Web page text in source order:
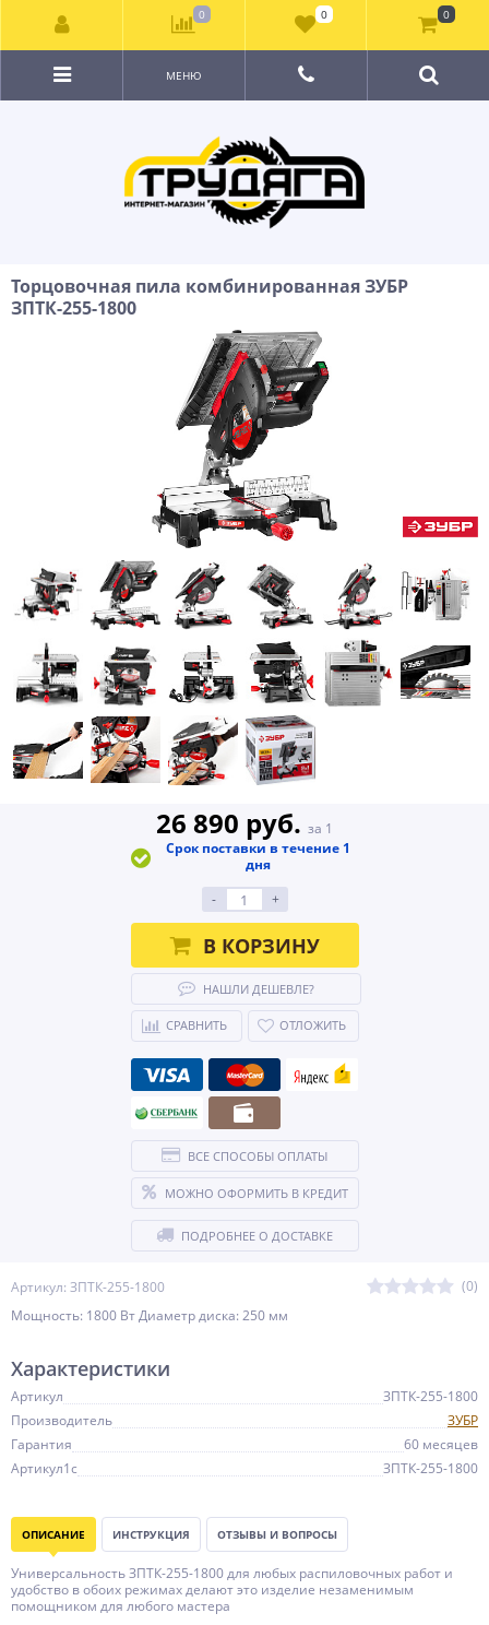
МЕНЮ
Торцовочная пила комбинированная ЗУБР
ЗПТК-255-1800
Артикул: ЗПТК-255-1800
(0)
Мощность: 1800 Вт Диаметр диска: 250 мм
26 890 руб. за 1
Срок поставки в течение 1
дня
-
+
В КОРЗИНУ
НАШЛИ ДЕШЕВЛЕ?
СРАВНИТЬ ОТЛОЖИТЬ
ВСЕ СПОСОБЫ ОПЛАТЫ
МОЖНО ОФОРМИТЬ В КРЕДИТ
ПОДРОБНЕЕ О ДОСТАВКЕ
Характеристики
Артикул
ЗПТК-255-1800
Производитель
ЗУБР
Гарантия
60 месяцев
Артикул1c
ЗПТК-255-1800
ОПИСАНИЕ ИНСТРУКЦИЯ ОТЗЫВЫ И ВОПРОСЫ
Универсальность ЗПТК-255-1800 для любых распиловочных работ и
удобство в обоих режимах делают это изделие незаменимым
помощником для любого мастера
0 0 0